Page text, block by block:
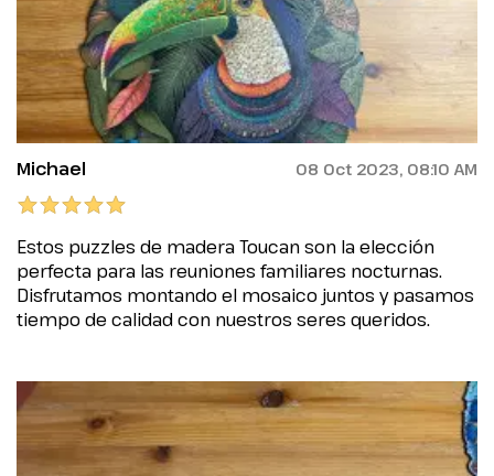
Michael 08 Oct 2023, 08:10 AM
Estos puzzles de madera Toucan son la elección
perfecta para las reuniones familiares nocturnas.
Disfrutamos montando el mosaico juntos y pasamos
tiempo de calidad con nuestros seres queridos.